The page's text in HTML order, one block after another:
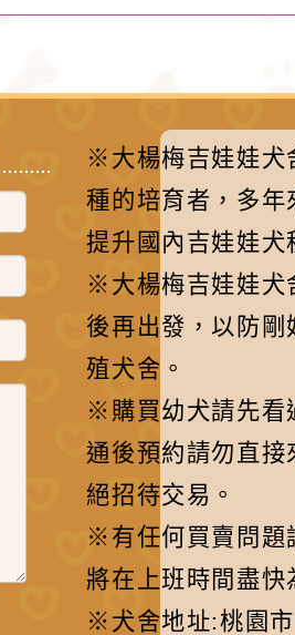
※大楊梅吉娃娃犬
種的培育者，多年
提升國內吉娃娃犬
※大楊梅吉娃娃犬
後再出發，以防
殖犬舍。
※購買幼犬請先看
通後預約請勿直接
絕招待交易。
※有任何買賣問題
將在上班時間盡
※犬舍地址:桃園